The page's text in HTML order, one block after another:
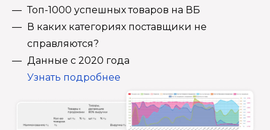
Топ-1000 успешных товаров на ВБ
В каких категориях поставщики не
справляются?
Данные с 2020 года
Узнать подробнее